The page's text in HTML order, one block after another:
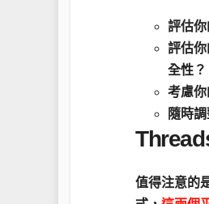
評估你
評估你
全性？
考慮你
隨時調
值得注意的